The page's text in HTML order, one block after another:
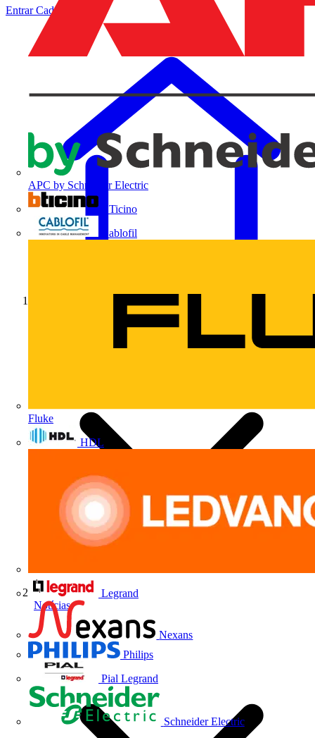
APC by Schneider Electric
BTicino
Cablofil
Fluke
HDL
Legrand
Nexans
Philips
Pial Legrand
Schneider Electric
EntrarCadastrar
Notícias